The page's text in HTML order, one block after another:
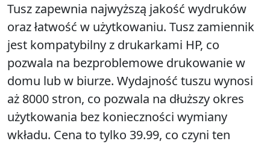
Tusz zapewnia najwyższą jakość wydruków
oraz łatwość w użytkowaniu. Tusz zamiennik
jest kompatybilny z drukarkami HP, co
pozwala na bezproblemowe drukowanie w
domu lub w biurze. Wydajność tuszu wynosi
aż 8000 stron, co pozwala na dłuższy okres
użytkowania bez konieczności wymiany
wkładu. Cena to tylko 39.99, co czyni ten